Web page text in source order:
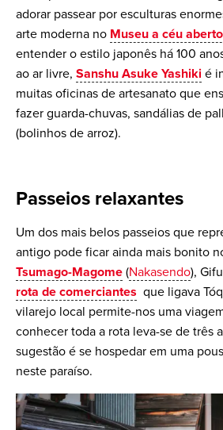
adorar passear por esculturas
arte moderna no Museu a céu
entender o estilo japonês há 100
ao ar livre, Sanshu Asuke Yashiki é
muitas oficinas de artesanato que
fazer guarda-chuvas, sandálias de
(bolinhos de arroz).
Passeios relaxantes
Um dos mais belos passeios que
antigo pode ficar ainda mais bonito
Tsumago-Magome (Nakasendo),
rota de comerciantes que ligava
vilarejo local permite-nos uma
conhecer toda a rota leva-se de três
sugestão é se hospedar em uma
neste paraíso.